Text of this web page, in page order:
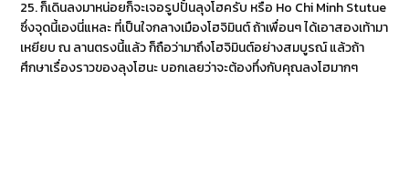
25. ก็เดินลงมาหน่อยก็จะเจอรูปปั้นลุงโฮครับ หรือ Ho Chi Minh Stutue
ซึ่งจุดนี้เองนี่แหละ ที่เป็นใจกลางเมืองโฮจิมินต์ ถ้าเพื่อนๆ ได้เอาสองเท้ามา
เหยียบ ณ ลานตรงนี้แล้ว ก็ถือว่ามาถึงโฮจิมินต์อย่างสมบูรณ์ แล้วถ้า
ศึกษาเรื่องราวของลุงโฮนะ บอกเลยว่าจะต้องทึ่งกับคุณลงโฮมากๆ